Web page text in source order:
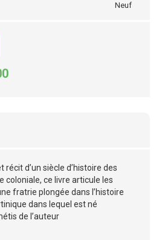
Neuf
récit d’un siècle d’histoire des
coloniale, ce livre articule les
fratrie plongée dans l’histoire
dans lequel est né
de l’auteur